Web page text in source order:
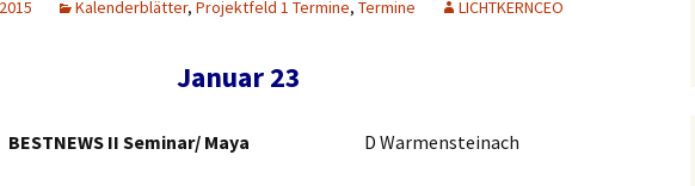
6.Grundannahmenebene
Seele Life Parabeln
Mensch
Rene Crous
2 Atmosphäre
Ressource Erde, Wasser,
Luft
Recht wessen Recht
welches Recht
Archiv Aktion Kehrwoche
Kalenderblätter, Projektfeld 1 Termine, Termine LICHTKERNCEO
Januar 23
BESTNEWS II Seminar/ Maya D Warmensteinach